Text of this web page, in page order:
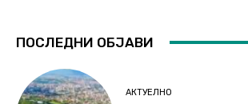
ПОСЛЕДНИ ОБЈАВИ
АКТУЕЛНО